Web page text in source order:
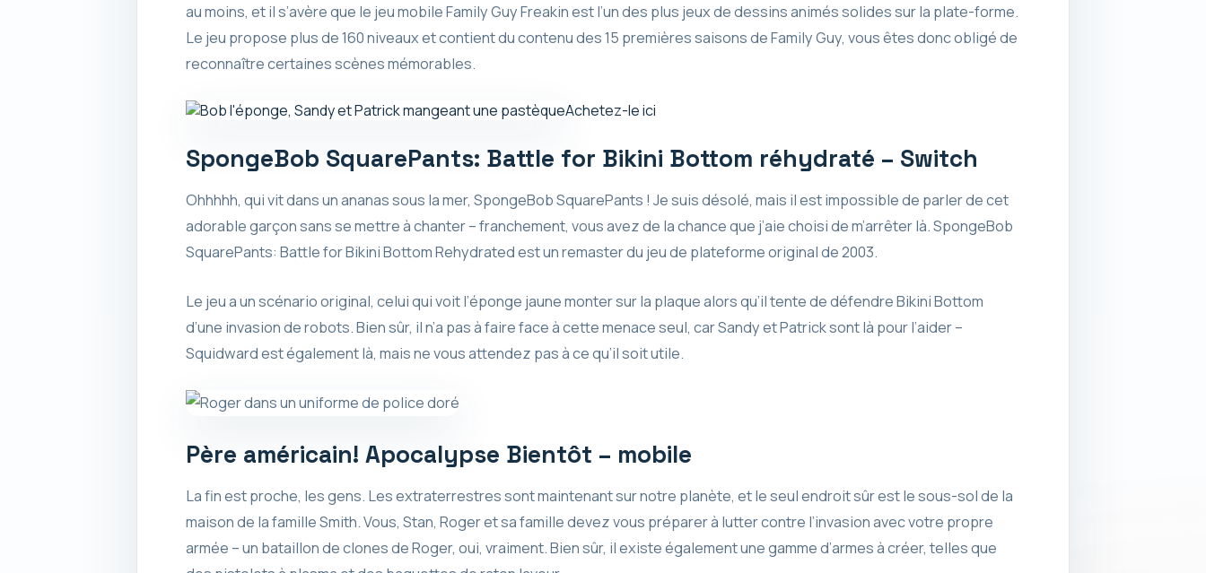
au moins, et il s’avère que le jeu mobile Family Guy Freakin est l’un des plus jeux de dessins animés solides sur la plate-forme.
Le jeu propose plus de 160 niveaux et contient du contenu des 15 premières saisons de Family Guy, vous êtes donc obligé de
reconnaître certaines scènes mémorables.
Achetez-le ici
SpongeBob SquarePants: Battle for Bikini Bottom réhydraté – Switch
Ohhhhh, qui vit dans un ananas sous la mer, SpongeBob SquarePants ! Je suis désolé, mais il est impossible de parler de cet
adorable garçon sans se mettre à chanter – franchement, vous avez de la chance que j’aie choisi de m’arrêter là. SpongeBob
SquarePants: Battle for Bikini Bottom Rehydrated est un remaster du jeu de plateforme original de 2003.
Le jeu a un scénario original, celui qui voit l’éponge jaune monter sur la plaque alors qu’il tente de défendre Bikini Bottom
d’une invasion de robots. Bien sûr, il n’a pas à faire face à cette menace seul, car Sandy et Patrick sont là pour l’aider –
Squidward est également là, mais ne vous attendez pas à ce qu’il soit utile.
Père américain! Apocalypse Bientôt – mobile
La fin est proche, les gens. Les extraterrestres sont maintenant sur notre planète, et le seul endroit sûr est le sous-sol de la
maison de la famille Smith. Vous, Stan, Roger et sa famille devez vous préparer à lutter contre l’invasion avec votre propre
armée – un bataillon de clones de Roger, oui, vraiment. Bien sûr, il existe également une gamme d’armes à créer, telles que